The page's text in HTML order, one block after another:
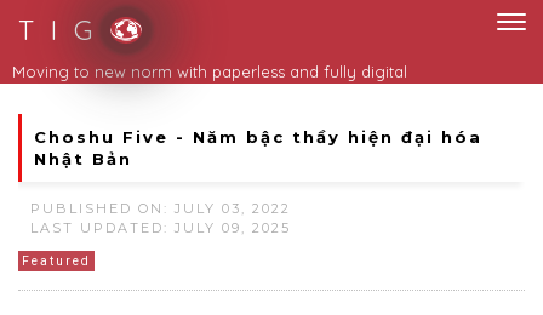
T I G
Choshu Five - Năm bậc thầy hiện đại hóa
Nhật Bản
PUBLISHED ON: JULY 03, 2022
LAST UPDATED: JULY 09, 2025
Featured